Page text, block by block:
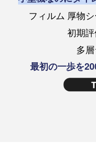
フィルム 厚物
初期
多
最初の一歩を